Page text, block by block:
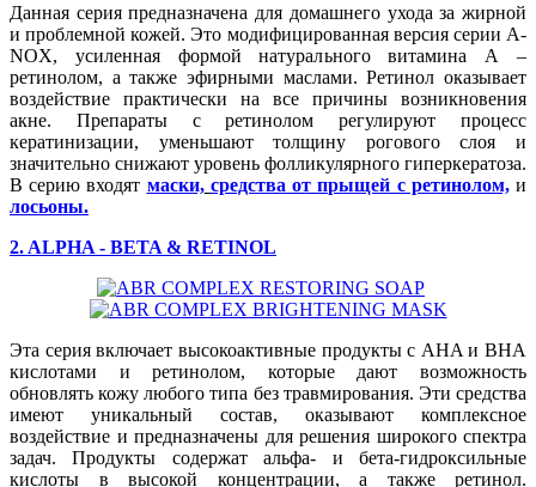
Данная серия предназначена для домашнего ухода за жирной
и проблемной кожей. Это модифицированная версия серии A-
NOX, усиленная формой натурального витамина А –
ретинолом, а также эфирными маслами. Ретинол оказывает
воздействие практически на все причины возникновения
акне. Препараты с ретинолом регулируют процесс
кератинизации, уменьшают толщину рогового слоя и
значительно снижают уровень фолликулярного гиперкератоза.
В серию входят маски, средства от прыщей с ретинолом,и
лосьоны.
2. ALPHA - BETA & RETINOL
Эта серия включает высокоактивные продукты с AHA и BHA
кислотами и ретинолом, которые дают возможность
обновлять кожу любого типа без травмирования. Эти средства
имеют уникальный состав, оказывают комплексное
воздействие и предназначены для решения широкого спектра
задач. Продукты содержат альфа- и бета-гидроксильные
кислоты в высокой концентрации, а также ретинол.